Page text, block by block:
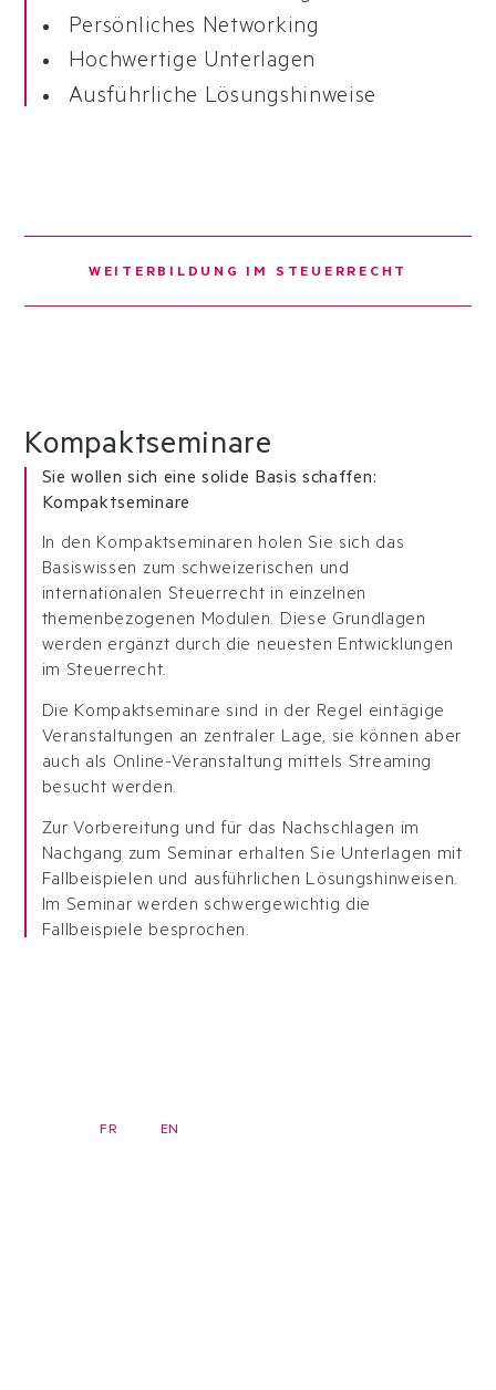
Persönliches Networking
Hochwertige Unterlagen
Ausführliche Lösungshinweise
WEITERBILDUNG IM STEUERRECHT
Kompaktseminare
Sie wollen sich eine solide Basis schaffen:
Kompaktseminare
In den Kompaktseminaren holen Sie sich das
Basiswissen zum schweizerischen und
internationalen Steuerrecht in einzelnen
themenbezogenen Modulen. Diese Grundlagen
werden ergänzt durch die neuesten Entwicklungen
im Steuerrecht.
Die Kompaktseminare sind in der Regel eintägige
Veranstaltungen an zentraler Lage, sie können aber
auch als Online-Veranstaltung mittels Streaming
besucht werden.
Zur Vorbereitung und für das Nachschlagen im
Nachgang zum Seminar erhalten Sie Unterlagen mit
Fallbeispielen und ausführlichen Lösungshinweisen.
Im Seminar werden schwergewichtig die
Fallbeispiele besprochen.
FR EN